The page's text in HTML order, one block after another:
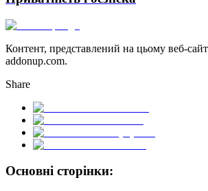
Контент, представлений на цьому веб-
addonup.com.
Share
Основні сторінки: